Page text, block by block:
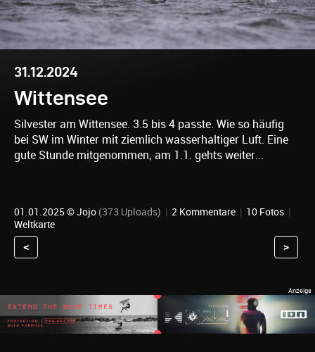
31.12.2024
Wittensee
Silvester am Wittensee. 3.5 bis 4 passte. Wie so häufig
bei SW im Winter mit ziemlich wasserhaltiger Luft. Eine
gute Stunde mitgenommen, am 1.1. gehts weiter...
01.01.2025 ©Jojo (373 Uploads) | 2 Kommentare | 10 Fotos |
Weltkarte
< >